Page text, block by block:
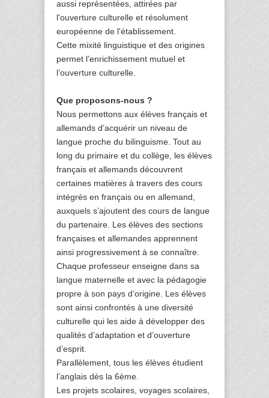
aussi représentées, attirées par
l'ouverture culturelle et résolument
européenne de l'établissement.
Cette mixité linguistique et des origines
permet l’enrichissement mutuel et
l’ouverture culturelle.
Que proposons-nous ?
Nous permettons aux élèves français et
allemands d’acquérir un niveau de
langue proche du bilinguisme. Tout au
long du primaire et du collège, les élèves
français et allemands découvrent
certaines matières à travers des cours
intégrés en français ou en allemand,
auxquels s’ajoutent des cours de langue
du partenaire. Les élèves des sections
françaises et allemandes apprennent
ainsi progressivement à se connaître.
Chaque professeur enseigne dans sa
langue maternelle et avec la pédagogie
propre à son pays d’origine. Les élèves
sont ainsi confrontés à une diversité
culturelle qui les aide à développer des
qualités d’adaptation et d’ouverture
d’esprit.
Parallèlement, tous les élèves étudient
l’anglais dès la 6ème.
Les projets scolaires, voyages scolaires,